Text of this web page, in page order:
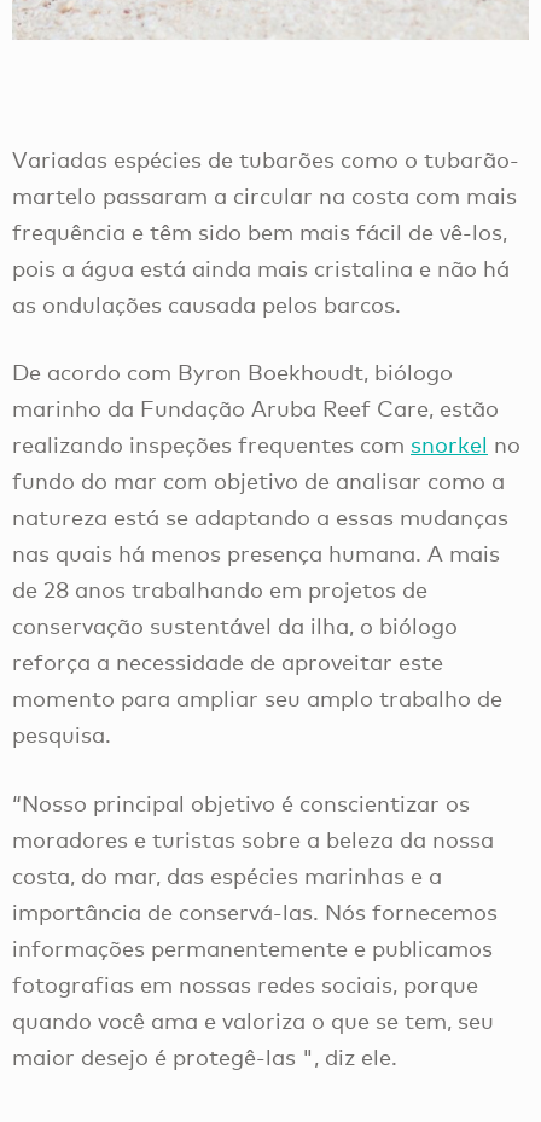
Variadas espécies de tubarões como o tubarão-
martelo passaram a circular na costa com mais
frequência e têm sido bem mais fácil de vê-los,
pois a água está ainda mais cristalina e não há
as ondulações causada pelos barcos.
De acordo com Byron Boekhoudt, biólogo
marinho da Fundação Aruba Reef Care, estão
realizando inspeções frequentes com snorkel no
fundo do mar com objetivo de analisar como a
natureza está se adaptando a essas mudanças
nas quais há menos presença humana. A mais
de 28 anos trabalhando em projetos de
conservação sustentável da ilha, o biólogo
reforça a necessidade de aproveitar este
momento para ampliar seu amplo trabalho de
pesquisa.
“Nosso principal objetivo é conscientizar os
moradores e turistas sobre a beleza da nossa
costa, do mar, das espécies marinhas e a
importância de conservá-las. Nós fornecemos
informações permanentemente e publicamos
fotografias em nossas redes sociais, porque
quando você ama e valoriza o que se tem, seu
maior desejo é protegê-las ", diz ele.